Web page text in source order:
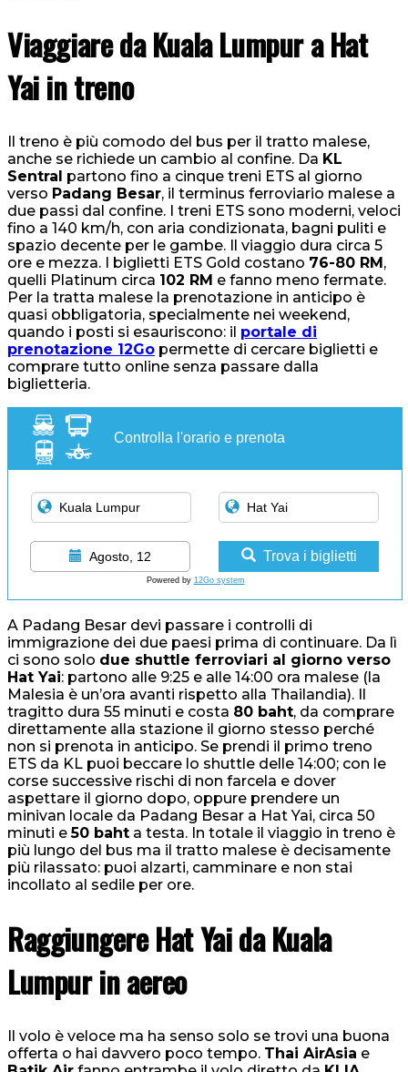
Viaggiare da Kuala Lumpur a Hat
Yai in treno
Il treno è più comodo del bus per il tratto malese,
anche se richiede un cambio al confine. Da KL
Sentral partono fino a cinque treni ETS al giorno
verso Padang Besar, il terminus ferroviario malese a
due passi dal confine. I treni ETS sono moderni, veloci
fino a 140 km/h, con aria condizionata, bagni puliti e
spazio decente per le gambe. Il viaggio dura circa 5
ore e mezza. I biglietti ETS Gold costano 76-80 RM,
quelli Platinum circa 102 RM e fanno meno fermate.
Per la tratta malese la prenotazione in anticipo è
quasi obbligatoria, specialmente nei weekend,
quando i posti si esauriscono: il portale di
prenotazione 12Go permette di cercare biglietti e
comprare tutto online senza passare dalla
biglietteria.
Controlla l'orario e prenota
Agosto, 12 Trova i biglietti
Powered by 12Go system
A Padang Besar devi passare i controlli di
immigrazione dei due paesi prima di continuare. Da lì
ci sono solo due shuttle ferroviari al giorno verso
Hat Yai: partono alle 9:25 e alle 14:00 ora malese (la
Malesia è un’ora avanti rispetto alla Thailandia). Il
tragitto dura 55 minuti e costa 80 baht, da comprare
direttamente alla stazione il giorno stesso perché
non si prenota in anticipo. Se prendi il primo treno
ETS da KL puoi beccare lo shuttle delle 14:00; con le
corse successive rischi di non farcela e dover
aspettare il giorno dopo, oppure prendere un
minivan locale da Padang Besar a Hat Yai, circa 50
minuti e50 baht a testa. In totale il viaggio in treno è
più lungo del bus ma il tratto malese è decisamente
più rilassato: puoi alzarti, camminare e non stai
incollato al sedile per ore.
Raggiungere Hat Yai da Kuala
Lumpur in aereo
Il volo è veloce ma ha senso solo se trovi una buona
offerta o hai davvero poco tempo. Thai AirAsia e